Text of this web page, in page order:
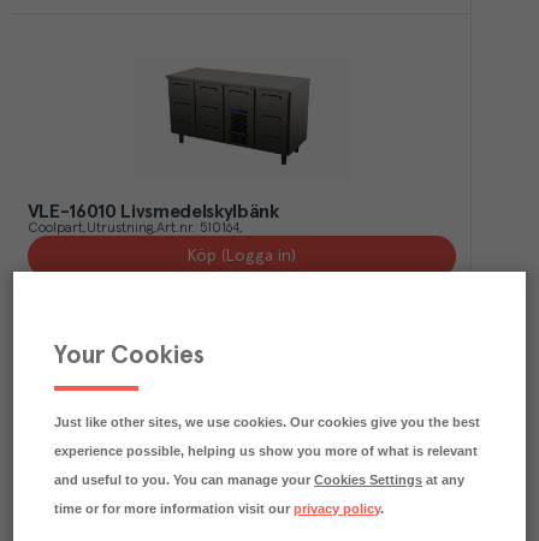
VLE-16010 Livsmedelskylbänk
Coolpart Utrustning Art.nr. 510164
Köp (Logga in)
Your Cookies
Just like other sites, we use cookies. Our cookies give you the best
experience possible, helping us show you more of what is relevant
and useful to you. You can manage yourCookies Settings at any
time or for more information visit ourprivacy policy.